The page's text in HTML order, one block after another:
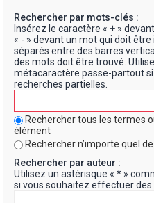
Rechercher par mots-clés :
Insérez le caractère « + »
« - » devant un mot qui doit
séparés entre des barres
des mots doit être trouvé.
métacaractère passe-partout
recherches partielles.
Rechercher tous les termes
élément
Rechercher n’importe quel
Rechercher par auteur :
Utilisez un astérisque « * »
si vous souhaitez effectuer des